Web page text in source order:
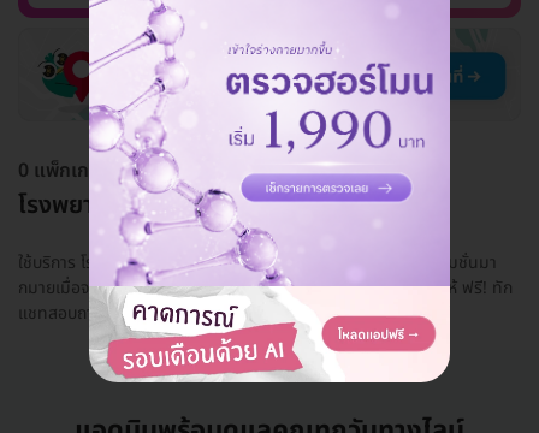
0 แพ็กเกจ
โรงพยาบาลศุขเวช
ใช้บริการ โรงพยาบาลศุขเวช ในราคาที่ถูกกว่า ด้วยส่วนลดและโปรโมชั่นมา
กมายเมื่อจองผ่าน HDmall.co.th พร้อมบริการเช็กคิวและทำนัดให้ ฟรี! ทัก
แชทสอบถามแอด...อ่านเพิ่ม